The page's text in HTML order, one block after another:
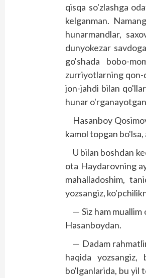
qisqa so'zlashga
kelganman.
hunarmandlar,
dunyokezar
go'shada bobo-
zurriyotlarning qon-
jon-jahdi bilan
hunar
Hasanboy
kamol topgan bo'lsa,
U bilan boshdan
ota Haydarovning
mahalladoshim,
yozsangiz,
— Siz ham
Hasanboydan.
— Dadam
haqida
bo'lganlarida, bu yil